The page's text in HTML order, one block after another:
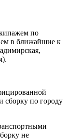
по
в ближайшие к
сборку по городу
не